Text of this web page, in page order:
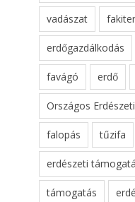
vadászat
erdőgazdálkodás
favágó erdő
Országos
falopás tűzifa
erdészeti
támogatás